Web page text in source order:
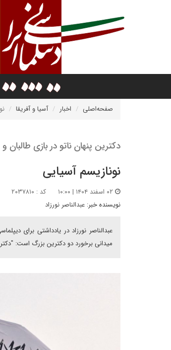
صفحه‌اصلی اخبار آسیا و آفریقا
دکترین پنهان ناتو در بازی طالبان
نو‌نازیسم آسیایی
کد : ۲۰۳۷۸۱۰
نویسنده خبر: عبدالناصر نورزاد
عبدالناصر نورزاد در یادداشتی برای
میدانی برخورد دو دکترین بزرگ است: